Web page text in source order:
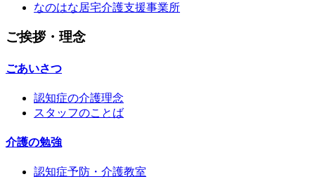
なのはな居宅介護支援事業所
ご挨拶・理念
ごあいさつ
認知症の介護理念
スタッフのことば
介護の勉強
認知症予防・介護教室